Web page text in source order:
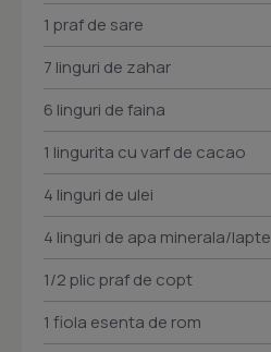
1 praf de sare
7 linguri de zahar
6 linguri de faina
1 lingurita cu varf de cacao
4 linguri de ulei
4 linguri de apa minerala/lapte
1/2 plic praf de copt
1 fiola esenta de rom